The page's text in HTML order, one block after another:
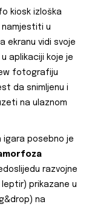
kiosk izloška
namjestiti u
ekranu vidi svoje
aplikaciji koje je
fotografiju
da snimljenu i
na ulaznom
igara posebno je
razvojne
prikazane u
na